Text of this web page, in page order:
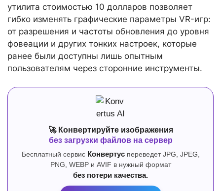
утилита стоимостью 10 долларов позволяет
гибко изменять графические параметры VR-игр:
от разрешения и частоты обновления до уровня
фовеации и других тонких настроек, которые
ранее были доступны лишь опытным
пользователям через сторонние инструменты.
🚀 Конвертируйте изображения
без загрузки файлов на сервер
Бесплатный сервис Конвертуспереведет JPG, JPEG,
PNG, WEBP и AVIF в нужный формат
без потери качества.